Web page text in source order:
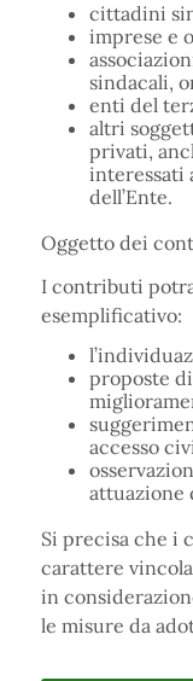
cittadini
imprese e
sindacali,
enti del
altri
privati,
interessati
dell’Ente.
Oggetto dei
I contributi
esemplificativo:
proposte
accesso
attuazione
Si precisa che i
carattere
in
le misure da